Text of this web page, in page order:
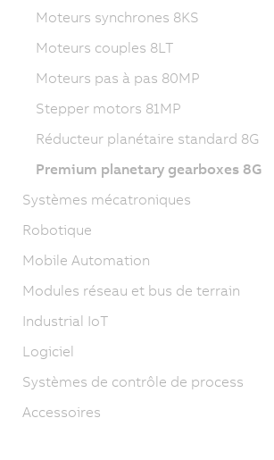
Moteurs synchrones 8KS
Moteurs couples 8LT
Moteurs pas à pas 80MP
Stepper motors 81MP
Réducteur planétaire standard 8G
Premium planetary gearboxes 8G
Systèmes mécatroniques
Robotique
Mobile Automation
Modules réseau et bus de terrain
Industrial IoT
Logiciel
Systèmes de contrôle de process
Accessoires